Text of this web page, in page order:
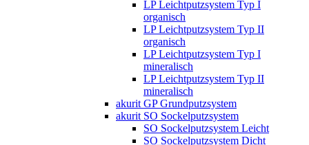
LP Leichtputzsystem Typ I
organisch
LP Leichtputzsystem Typ II
organisch
LP Leichtputzsystem Typ I
mineralisch
LP Leichtputzsystem Typ II
mineralisch
akurit GP Grundputzsystem
akurit SO Sockelputzsystem
SO Sockelputzsystem Leicht
SO Sockelputzsystem Dicht